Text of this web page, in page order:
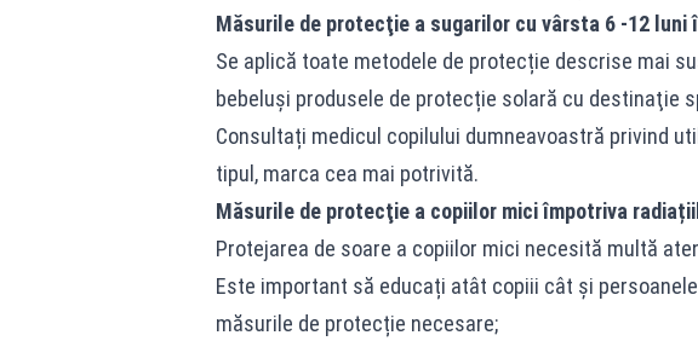
Măsurile de protecţie a sugarilor cu vârsta 6 -12 luni
Se aplică toate metodele de protecție descrise mai
bebeluși produsele de protecție solară cu destinaţie
Consultați medicul copilului dumneavoastră privind
tipul, marca cea mai potrivită.
Măsurile de protecţie a copiilor miciîmpotriva
Protejarea de soare a copiilor mici necesită multă
Este important să educați atât copiii cât și
măsurile de protecție necesare;